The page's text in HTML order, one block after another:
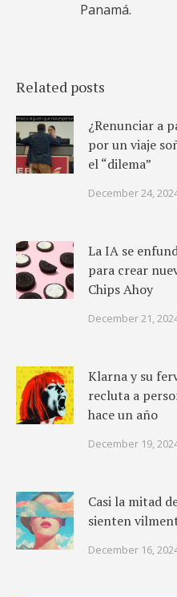
Panamá.
Related posts
¿Renunciar a
por un viaje
el “dilema”
December 24,
La IA se
para crear
Chips Ahoy
December 21,
Klarna y su
recluta a
hace un año
December 19,
Casi la mitad
sienten
December 16,